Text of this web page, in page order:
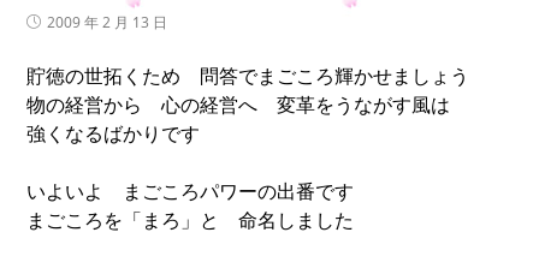
投
開
日:
2009 年 2 月 13 日
貯徳の世拓くため 問答でまごころ輝かせましょう
物の経営から 心の経営へ 変革をうながす風は
強くなるばかりです
いよいよ まごころパワーの出番です
まごころを「まろ」と 命名しました